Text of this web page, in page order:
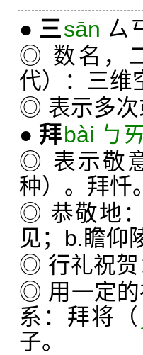
● 三sān ㄙ
◎ 数名，
代）：三维
◎ 表示多次
● 拜bài ㄅ
◎ 表示敬
种）。拜忏
◎ 恭敬地
见；b.瞻仰
◎ 行礼祝贺
◎ 用一定的
系：拜将（
子。